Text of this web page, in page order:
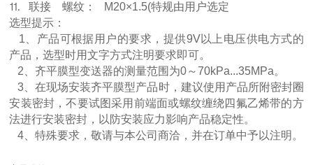
⒒ 联接 螺纹： M20×1.5(特规由用户选定
选型提示：
1、产品可根据用户的要求，提供9V以上电压供电方式的
产品，选型时用文字方式注明要求即可。
2、齐平膜型变送器的测量范围为0～70kPa...35MPa。
3、在现场安装齐平膜型产品时，建议使用产品所附密封圈
安装密封，不要试图采用前端面或螺纹缠绕四氟乙烯带的方
法进行安装密封，以防安装应力影响产品稳定性。
4、特殊要求，敬请与本公司商洽，并在订单中予以注明。